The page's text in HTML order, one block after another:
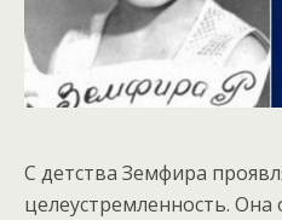
С детства Земфира
целеустремленность. Она